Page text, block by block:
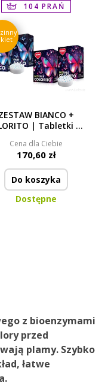
104 PRAŃ
BIANCO +
| Tabletki do
kolorowego | 104
prania
Cena dla Ciebie
170,60 zł
Do koszyka
Dostępne
z bioenzymami
przed
plamy. Szybko
łatwe